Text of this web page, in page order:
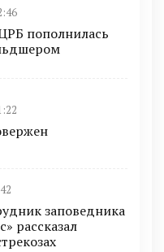
пополнилась
заповедника
рассказал